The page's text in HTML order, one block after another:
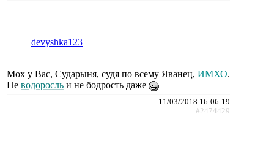
devyshka123
Мох у Вас, Сударыня, судя по всему Яванец, ИМХО.
Не водоросль и не бодрость даже
11/03/2018 16:06:19
#2474429